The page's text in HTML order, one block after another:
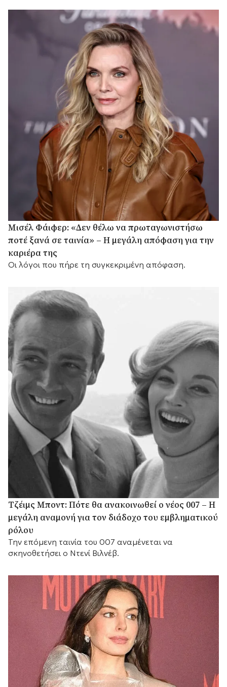
Μισέλ Φάιφερ: «Δεν θέλω να πρωταγωνιστήσω
ποτέ ξανά σε ταινία» – Η μεγάλη απόφαση για την
καριέρα της
Οι λόγοι που πήρε τη συγκεκριμένη απόφαση.
Τζέιμς Μποντ: Πότε θα ανακοινωθεί ο νέος 007 – Η
μεγάλη αναμονή για τον διάδοχο του εμβληματικού
ρόλου
Την επόμενη ταινία του 007 αναμένεται να
σκηνοθετήσει ο Ντενί Βιλνέβ.